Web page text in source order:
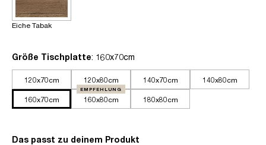
Eiche Tabak
Größe Tischplatteauswählen
: 160x70cm
120x70cm 120x80cm 140x70cm 140x80cm
160x70cm 160x80cm
EMPFEHLUNG
180x80cm
Das passt zu deinem Produkt